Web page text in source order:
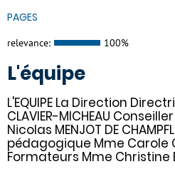
PAGES
relevance: 100%
L'équipe
L'EQUIPE La Direction
CLAVIER-MICHEAU
Nicolas MENJOT DE
pédagogique Mme Carole
Formateurs Mme Christine